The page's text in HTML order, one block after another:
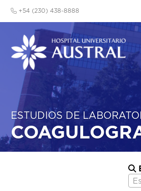
+54 (230) 438-8888
ESTUDIOS DE